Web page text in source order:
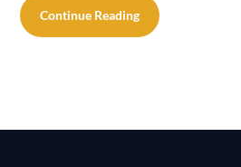
Continue Reading